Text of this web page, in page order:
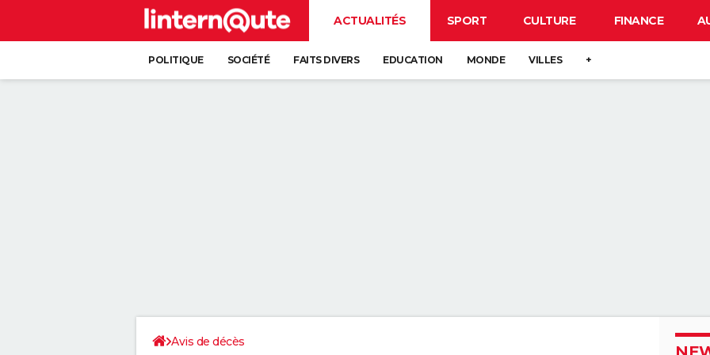
ACTUALITÉS SPORT CULTURE FINANCE
POLITIQUE SOCIÉTÉ FAITS DIVERS EDUCATION MONDE VILLES +
Avis de décès